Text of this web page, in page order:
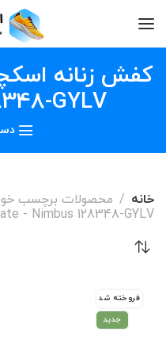
GYLV
خانه
- Nimbus 128348-GYLV”
فروخته شد
جدید